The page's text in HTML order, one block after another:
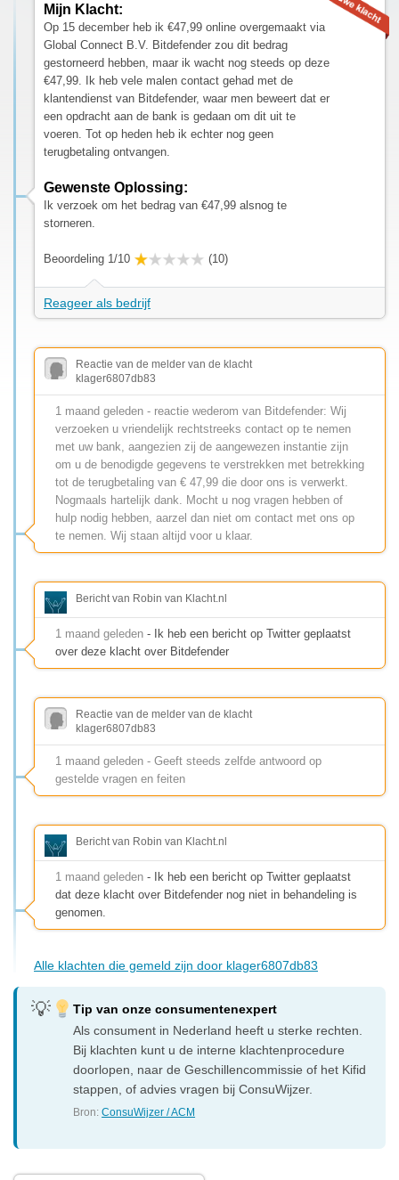
Mijn Klacht:
Op 15 december heb ik €47,99 online overgemaakt via
Global Connect B.V. Bitdefender zou dit bedrag
gestorneerd hebben, maar ik wacht nog steeds op deze
€47,99. Ik heb vele malen contact gehad met de
klantendienst van Bitdefender, waar men beweert dat er
een opdracht aan de bank is gedaan om dit uit te
voeren. Tot op heden heb ik echter nog geen
terugbetaling ontvangen.
Gewenste Oplossing:
Ik verzoek om het bedrag van €47,99 alsnog te
storneren.
Beoordeling 1/10 (10)
Reageer als bedrijf
Reactie van de melder van de klacht
klager6807db83
1 maand geleden - reactie wederom van Bitdefender: Wij
verzoeken u vriendelijk rechtstreeks contact op te nemen
met uw bank, aangezien zij de aangewezen instantie zijn
om u de benodigde gegevens te verstrekken met betrekking
tot de terugbetaling van € 47,99 die door ons is verwerkt.
Nogmaals hartelijk dank. Mocht u nog vragen hebben of
hulp nodig hebben, aarzel dan niet om contact met ons op
te nemen. Wij staan ​​altijd voor u klaar.
Bericht van Robin van Klacht.nl
1 maand geleden - Ik heb een bericht op Twitter geplaatst
over deze klacht over Bitdefender
Reactie van de melder van de klacht
klager6807db83
1 maand geleden - Geeft steeds zelfde antwoord op
gestelde vragen en feiten
Bericht van Robin van Klacht.nl
1 maand geleden - Ik heb een bericht op Twitter geplaatst
dat deze klacht over Bitdefender nog niet in behandeling is
genomen.
Alle klachten die gemeld zijn door klager6807db83
Tip van onze consumentenexpert
Als consument in Nederland heeft u sterke rechten.
Bij klachten kunt u de interne klachtenprocedure
doorlopen, naar de Geschillencommissie of het Kifid
stappen, of advies vragen bij ConsuWijzer.
Bron:ConsuWijzer / ACM